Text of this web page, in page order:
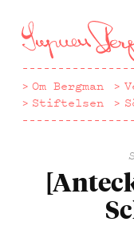
till
huvudinnehåll
Om Bergman
Stiftelsen